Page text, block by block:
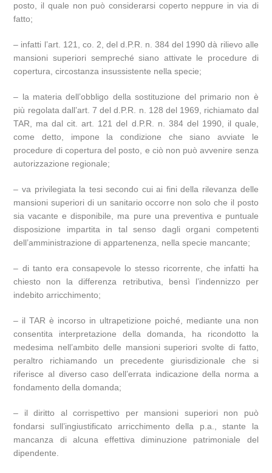
posto, il quale non può considerarsi coperto neppure in via di
fatto;
– infatti l’art. 121, co. 2, del d.P.R. n. 384 del 1990 dà rilievo alle
mansioni superiori sempreché siano attivate le procedure di
copertura, circostanza insussistente nella specie;
– la materia dell’obbligo della sostituzione del primario non è
più regolata dall’art. 7 del d.P.R. n. 128 del 1969, richiamato dal
TAR, ma dal cit. art. 121 del d.P.R. n. 384 del 1990, il quale,
come detto, impone la condizione che siano avviate le
procedure di copertura del posto, e ciò non può avvenire senza
autorizzazione regionale;
– va privilegiata la tesi secondo cui ai fini della rilevanza delle
mansioni superiori di un sanitario occorre non solo che il posto
sia vacante e disponibile, ma pure una preventiva e puntuale
disposizione impartita in tal senso dagli organi competenti
dell’amministrazione di appartenenza, nella specie mancante;
– di tanto era consapevole lo stesso ricorrente, che infatti ha
chiesto non la differenza retributiva, bensì l’indennizzo per
indebito arricchimento;
– il TAR è incorso in ultrapetizione poiché, mediante una non
consentita interpretazione della domanda, ha ricondotto la
medesima nell’ambito delle mansioni superiori svolte di fatto,
peraltro richiamando un precedente giurisdizionale che si
riferisce al diverso caso dell’errata indicazione della norma a
fondamento della domanda;
– il diritto al corrispettivo per mansioni superiori non può
fondarsi sull’ingiustificato arricchimento della p.a., stante la
mancanza di alcuna effettiva diminuzione patrimoniale del
dipendente.